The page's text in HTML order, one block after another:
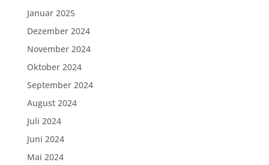
Januar 2025
Dezember 2024
November 2024
Oktober 2024
September 2024
August 2024
Juli 2024
Juni 2024
Mai 2024